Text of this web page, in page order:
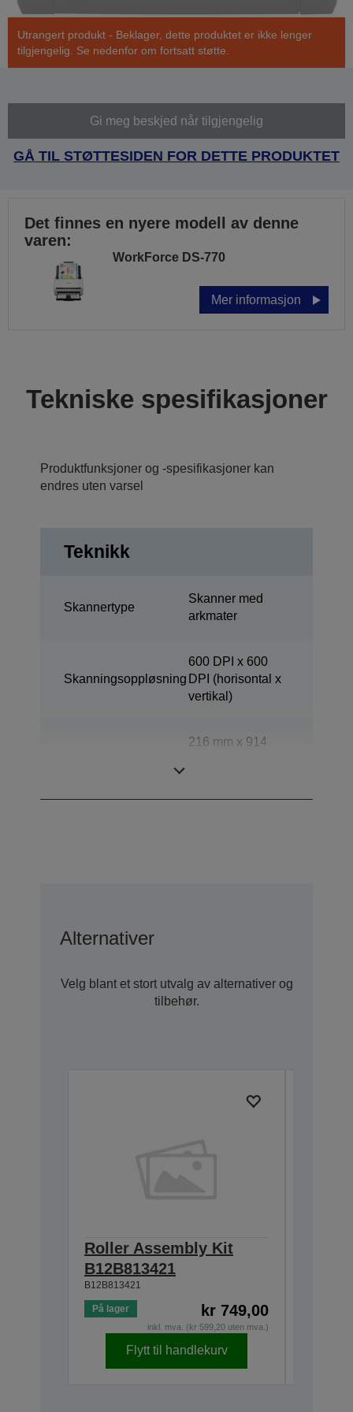
Utrangert produkt - Beklager, dette produktet er ikke lenger
tilgjengelig. Se nedenfor om fortsatt støtte.
Gi meg beskjed når tilgjengelig
GÅ TIL STØTTESIDEN FOR DETTE PRODUKTET
Det finnes en nyere modell av denne
varen:
WorkForce DS-770
Mer informasjon
Tekniske spesifikasjoner
Produktfunksjoner og -spesifikasjoner kan
endres uten varsel
Teknikk
Skannertype
Skanner med
arkmater
Skanningsoppløsning
600 DPI x 600
DPI (horisontal x
vertikal)
216 mm x 914
Alternativer
Velg blant et stort utvalg av alternativer og
tilbehør.
Roller Assembly Kit
B12B813421
B12B813421
På lager kr 749,00
inkl. mva. (kr 599,20 uten mva.)
Flytt til handlekurv